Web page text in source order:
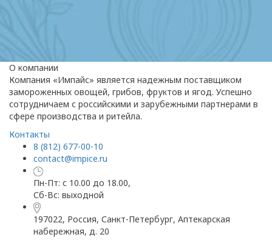
О компании
Компания «Импайс» является надежным поставщиком
замороженных овощей, грибов, фруктов и ягод. Успешно
сотрудничаем с российскими и зарубежными партнерами в
сфере производства и ритейла.
Контакты
8 (812) 677-00-10
contact@impice.ru
Пн-Пт: с 10.00 до 18.00,
Сб-Вс: выходной
197022, Россия, Санкт-Петербург, Аптекарская
набережная, д. 20